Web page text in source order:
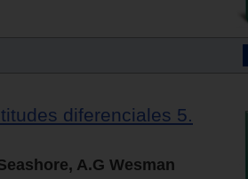
diferenciales 5.
A.G Wesman